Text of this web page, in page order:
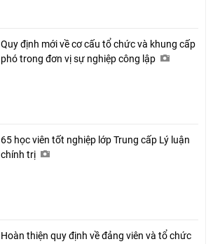
Quy định mới về cơ cấu tổ chức và khung cấp
phó trong đơn vị sự nghiệp công lập
65 học viên tốt nghiệp lớp Trung cấp Lý luận
chính trị
Hoàn thiện quy định về đảng viên và tổ chức